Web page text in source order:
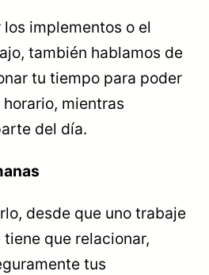
implementos o el
también hablamos de
tu tiempo para poder
mientras
del día.
desde que uno trabaje
que relacionar,
tus